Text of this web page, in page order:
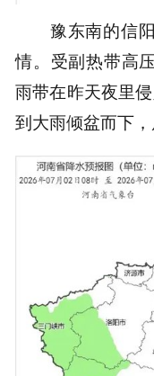
豫东南的信
情。受副热带高
雨带在昨天夜里
到大雨倾盆而下，